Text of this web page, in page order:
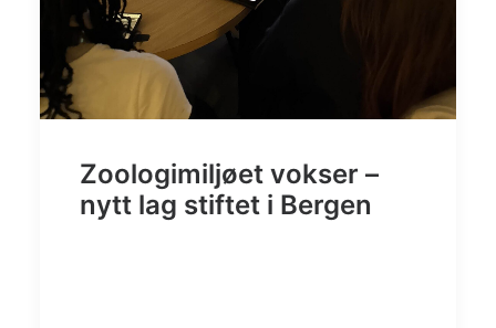
Zoologimiljøet vokser –
nytt lag stiftet i Bergen